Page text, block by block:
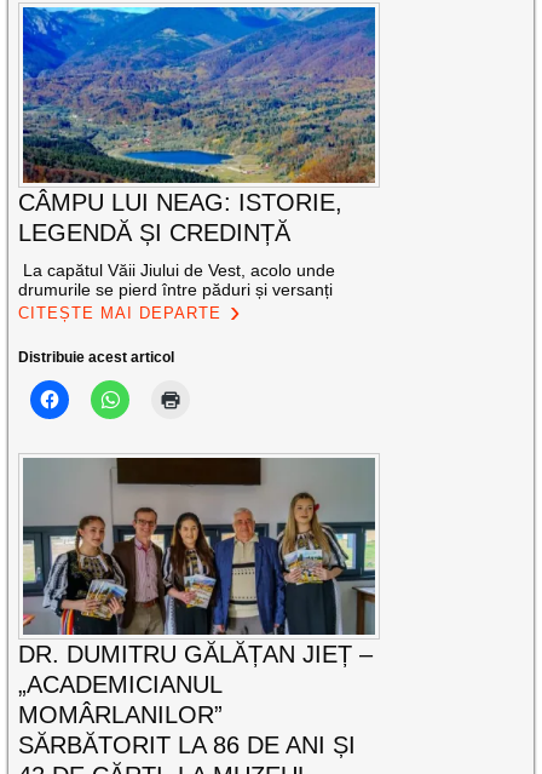
CÂMPU LUI NEAG: ISTORIE,
LEGENDĂ ȘI CREDINȚĂ
La capătul Văii Jiului de Vest, acolo unde
drumurile se pierd între păduri și versanți
CITEȘTE MAI DEPARTE
Distribuie acest articol
DR. DUMITRU GĂLĂȚAN JIEȚ –
„ACADEMICIANUL
MOMÂRLANILOR”
SĂRBĂTORIT LA 86 DE ANI ȘI